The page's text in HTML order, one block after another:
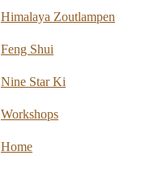
Himalaya Zoutlampen
Feng Shui
Nine Star Ki
Workshops
Home